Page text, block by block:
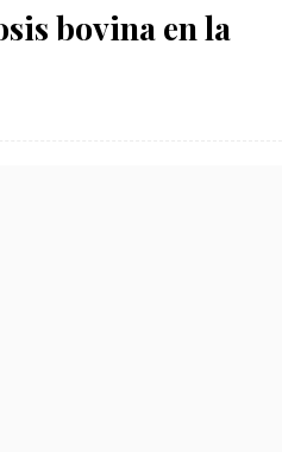
bovina en la